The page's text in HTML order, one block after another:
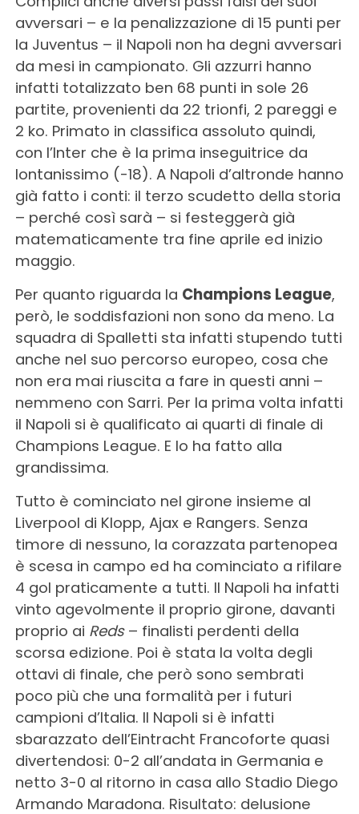
avversari – e la penalizzazione di 15 punti per
la Juventus – il Napoli non ha degni avversari
da mesi in campionato. Gli azzurri hanno
infatti totalizzato ben 68 punti in sole 26
partite, provenienti da 22 trionfi, 2 pareggi e
2 ko. Primato in classifica assoluto quindi,
con l’Inter che è la prima inseguitrice da
lontanissimo (-18). A Napoli d’altronde hanno
già fatto i conti: il terzo scudetto della storia
– perché così sarà – si festeggerà già
matematicamente tra fine aprile ed inizio
maggio.
Per quanto riguarda la Champions League,
però, le soddisfazioni non sono da meno. La
squadra di Spalletti sta infatti stupendo tutti
anche nel suo percorso europeo, cosa che
non era mai riuscita a fare in questi anni –
nemmeno con Sarri. Per la prima volta infatti
il Napoli si è qualificato ai quarti di finale di
Champions League. E lo ha fatto alla
grandissima.
Tutto è cominciato nel girone insieme al
Liverpool di Klopp, Ajax e Rangers. Senza
timore di nessuno, la corazzata partenopea
è scesa in campo ed ha cominciato a rifilare
4 gol praticamente a tutti. Il Napoli ha infatti
vinto agevolmente il proprio girone, davanti
proprio ai Reds– finalisti perdenti della
scorsa edizione. Poi è stata la volta degli
ottavi di finale, che però sono sembrati
poco più che una formalità per i futuri
campioni d’Italia. Il Napoli si è infatti
sbarazzato dell’Eintracht Francoforte quasi
divertendosi: 0-2 all’andata in Germania e
netto 3-0 al ritorno in casa allo Stadio Diego
Armando Maradona. Risultato: delusione